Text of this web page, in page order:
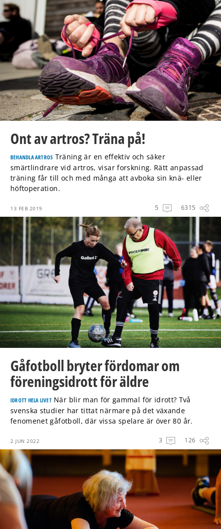
Ont av artros? Träna på!
BEHANDLA ARTROS Träning är en effektiv och säker
smärtlindrare vid artros, visar forskning. Rätt anpassad
träning får till och med många att avboka sin knä- eller
höftoperation.
13 FEB 2019 5 6315
Gåfotboll bryter fördomar om
föreningsidrott för äldre
IDROTT HELA LIVETNär blir man för gammal för idrott? Två
svenska studier har tittat närmare på det växande
fenomenet gåfotboll, där vissa spelare är över 80 år.
2 JUN 2022 3 126